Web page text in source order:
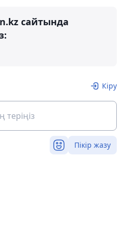
сайтында
Кіру
Пікір жазу